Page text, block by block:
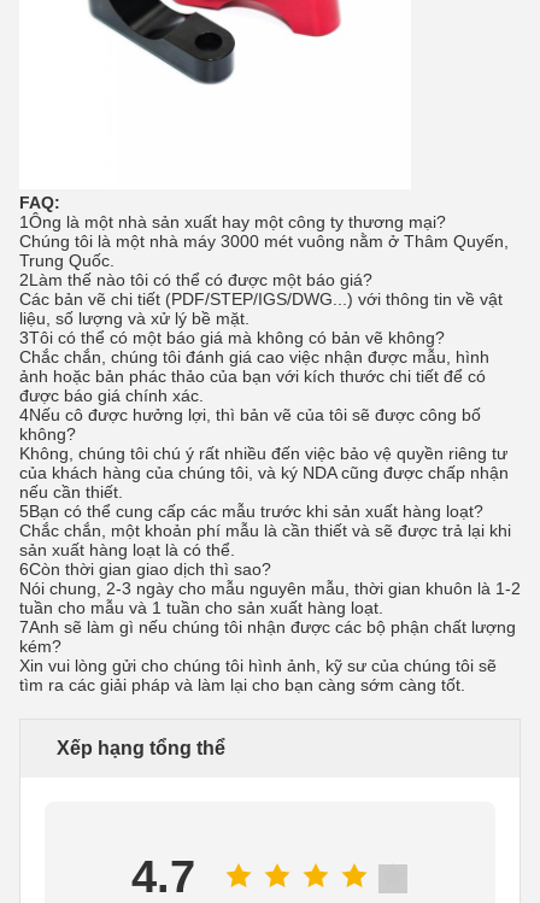
FAQ:
1Ông là một nhà sản xuất hay một công ty thương mại?
Chúng tôi là một nhà máy 3000 mét vuông nằm ở Thâm Quyến,
Trung Quốc.
2Làm thế nào tôi có thể có được một báo giá?
Các bản vẽ chi tiết (PDF/STEP/IGS/DWG...) với thông tin về vật
liệu, số lượng và xử lý bề mặt.
3Tôi có thể có một báo giá mà không có bản vẽ không?
Chắc chắn, chúng tôi đánh giá cao việc nhận được mẫu, hình
ảnh hoặc bản phác thảo của bạn với kích thước chi tiết để có
được báo giá chính xác.
4Nếu cô được hưởng lợi, thì bản vẽ của tôi sẽ được công bố
không?
Không, chúng tôi chú ý rất nhiều đến việc bảo vệ quyền riêng tư
của khách hàng của chúng tôi, và ký NDA cũng được chấp nhận
nếu cần thiết.
5Bạn có thể cung cấp các mẫu trước khi sản xuất hàng loạt?
Chắc chắn, một khoản phí mẫu là cần thiết và sẽ được trả lại khi
sản xuất hàng loạt là có thể.
6Còn thời gian giao dịch thì sao?
Nói chung, 2-3 ngày cho mẫu nguyên mẫu, thời gian khuôn là 1-2
tuần cho mẫu và 1 tuần cho sản xuất hàng loạt.
7Anh sẽ làm gì nếu chúng tôi nhận được các bộ phận chất lượng
kém?
Xin vui lòng gửi cho chúng tôi hình ảnh, kỹ sư của chúng tôi sẽ
tìm ra các giải pháp và làm lại cho bạn càng sớm càng tốt.
Xếp hạng tổng thể
4.7